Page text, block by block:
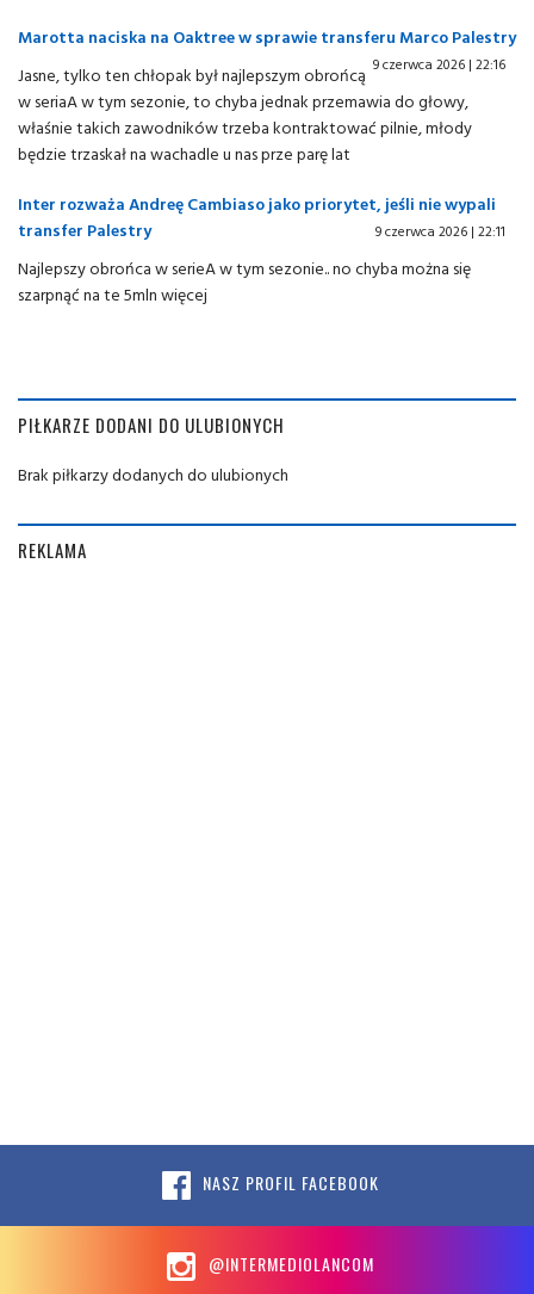
Marotta naciska na Oaktree w sprawie transferu Marco Palestry
9 czerwca 2026 | 22:16
Jasne, tylko ten chłopak był najlepszym obrońcą
w seriaA w tym sezonie, to chyba jednak przemawia do głowy,
właśnie takich zawodników trzeba kontraktować pilnie, młody
będzie trzaskał na wachadle u nas prze parę lat
Inter rozważa Andreę Cambiaso jako priorytet, jeśli nie wypali
transfer Palestry
9 czerwca 2026 | 22:11
Najlepszy obrońca w serieA w tym sezonie.. no chyba można się
szarpnąć na te 5mln więcej
PIŁKARZE DODANI DO ULUBIONYCH
Brak piłkarzy dodanych do ulubionych
REKLAMA
NASZ PROFIL FACEBOOK
@INTERMEDIOLANCOM